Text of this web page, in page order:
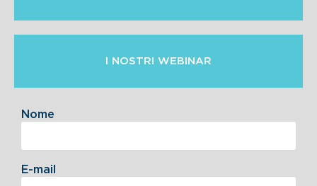
I NOSTRI WEBINAR
Nome
E-mail